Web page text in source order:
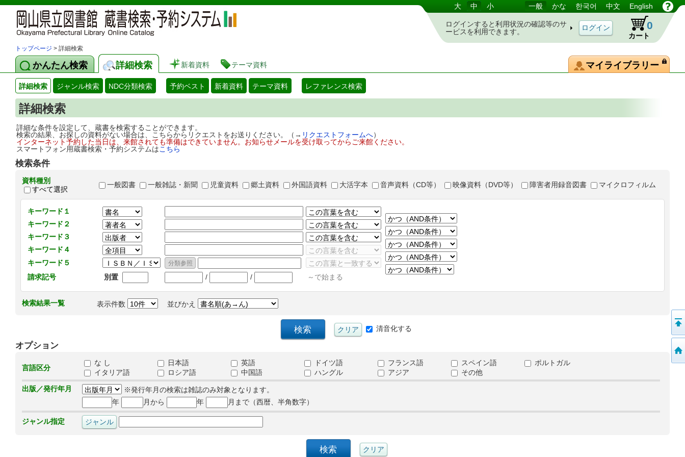
岡山県立図書館 蔵書検索・予約システム 大 中 小 一般 かな 한국어 中文 English
ログインすると利用状況の確認等のサ
ービスを利用できます。
カート
0
トップページ > 詳細検索
かんたん検索 詳細検索 新着資料 テーマ資料 マイライブラリー
詳細検索 ジャンル検索 NDC分類検索 予約ベスト 新着資料 テーマ資料 レファレンス検索
詳細検索
詳細な条件を設定して、蔵書を検索することができます。
検索の結果、お探しの資料がない場合は、こちらからリクエストをお送りください。（→ リクエストフォームへ）
インターネット予約した当日は、来館されても準備はできていません。お知らせメールを受け取ってからご来館ください。
スマートフォン用蔵書検索・予約システムはこちら
検索条件
資料種別
すべて選択
一般図書 一般雑誌・新聞 児童資料 郷土資料 外国語資料 大活字本 音声資料（CD等） 映像資料（DVD等） 障害者用録音図書 マイクロフィルム
キーワード１
キーワード２
キーワード３
キーワード４
キーワード５
請求記号
別置 / / ～で始まる
検索結果一覧 表示件数 並びかえ
清音化する
オプション
言語区分
な し 日本語 英語 ドイツ語 フランス語 スペイン語
ポルトガル
イタリア語
ロシア語 中国語 ハングル アジア
その他
出版／発行年月
※発行年月の検索は雑誌のみ対象となります。
年
月から 年 月まで（西暦、半角数字）
ジャンル指定